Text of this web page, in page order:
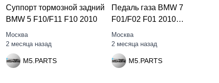
Суппорт тормозной задний
BMW 5 F10/F11 F10 2010
Москва
2 месяца назад
M5.PARTS
Педаль газа BMW 7
F01/F02 F01 2010
35426789998
Москва
2 месяца назад
M5.PARTS